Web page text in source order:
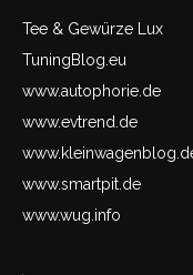
Tee & Gewürze Lux
TuningBlog.eu
www.autophorie.de
www.evtrend.de
www.smartpit.de
www.wug.info